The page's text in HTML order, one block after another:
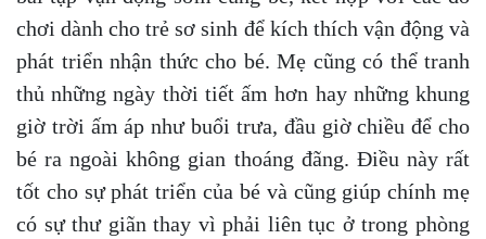
chơi dành cho trẻ sơ sinh để kích thích vận động và
phát triển nhận thức cho bé. Mẹ cũng có thể tranh
thủ những ngày thời tiết ấm hơn hay những khung
giờ trời ấm áp như buổi trưa, đầu giờ chiều để cho
bé ra ngoài không gian thoáng đãng. Điều này rất
tốt cho sự phát triển của bé và cũng giúp chính mẹ
có sự thư giãn thay vì phải liên tục ở trong phòng